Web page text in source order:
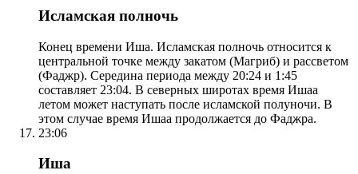
Исламская полночь
Конец времени Иша. Исламская полночь относится к
центральной точке между закатом (Магриб) и рассветом
(Фаджр). Середина периода между 20:24 и 1:45
составляет 23:04. В северных широтах время Ишаа
летом может наступать после исламской полуночи. В
этом случае время Ишаа продолжается до Фаджра.
23:06
Иша